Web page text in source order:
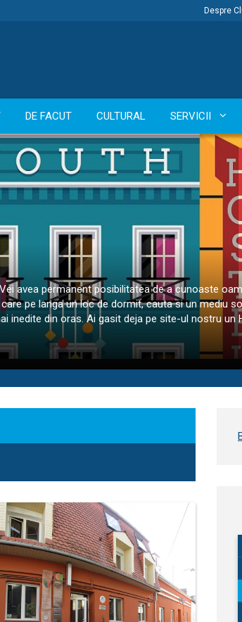
Despre
DE FACUT CULTURAL SERVICII
avea permanent posibilitatea de a cunoaste
pe langa un loc de dormit, cauta si un mediu
din oras. Ai gasit deja pe site-ul nostru un